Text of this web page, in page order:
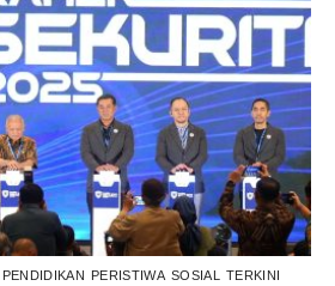
JOB
DI
PENDIDIKAN PERISTIWA SOSIAL TERKINI